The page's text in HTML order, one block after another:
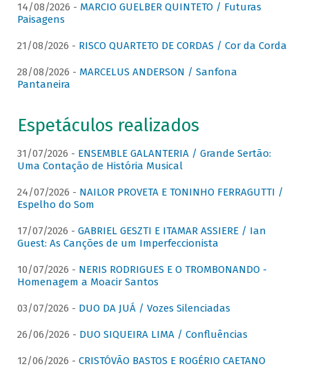
14/08/2026 - MARCIO GUELBER QUINTETO / Futuras
Paisagens
21/08/2026 - RISCO QUARTETO DE CORDAS / Cor da Corda
28/08/2026 - MARCELUS ANDERSON / Sanfona
Pantaneira
Espetáculos realizados
31/07/2026 - ENSEMBLE GALANTERIA / Grande Sertão:
Uma Contação de História Musical
24/07/2026 - NAILOR PROVETA E TONINHO FERRAGUTTI /
Espelho do Som
17/07/2026 - GABRIEL GESZTI E ITAMAR ASSIERE / Ian
Guest: As Canções de um Imperfeccionista
10/07/2026 - NERIS RODRIGUES E O TROMBONANDO -
Homenagem a Moacir Santos
03/07/2026 - DUO DA JUÁ / Vozes Silenciadas
26/06/2026 - DUO SIQUEIRA LIMA / Confluências
12/06/2026 - CRISTÓVÃO BASTOS E ROGÉRIO CAETANO